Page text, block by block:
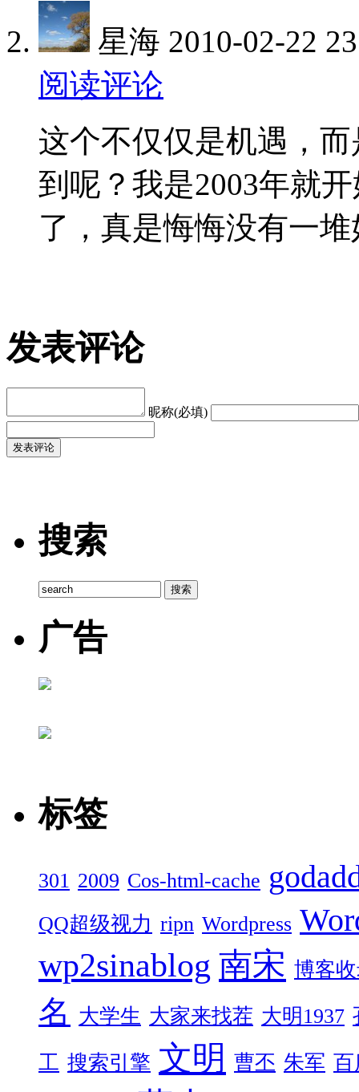
星海 2010-02-22
阅读评论
这个不仅仅是机遇，
到呢？我是2003年就
了，真是悔悔没有一
发表评论
昵称(必填)
搜索
广告
标签
301 2009 Cos-html-cache
QQ超级视力 ripn Wordpress
wp2sinablog 南宋 博客
名 大学生 大家来找茬 大明1937
工 搜索引擎 文明 曹丕 朱军 百